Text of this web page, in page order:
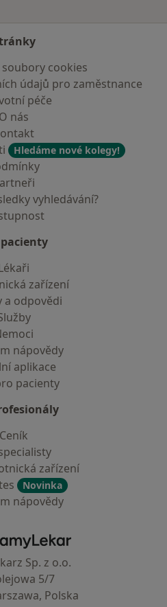
cookies
údajů pro zaměstnance
péče
O nás
Hledáme nové kolegy!
vyhledávání?
zařízení
a odpovědi
nápovědy
aplikace
pacienty
Ceník
zařízení
Novinka
nápovědy
ZnamyLekar - Hlavní stránka
Sp. z o.o.
5/7
Polska